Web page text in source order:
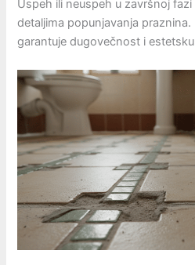
Uspeh ili neuspeh u završnoj
detaljima popunjavanja
garantuje dugovečnost i